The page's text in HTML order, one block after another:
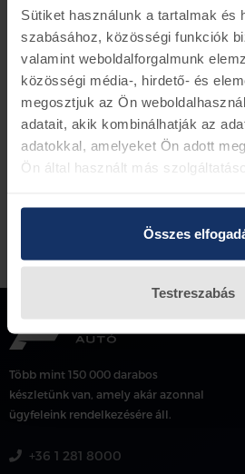
Sütiket használunk a tartalmak és
szabásához, közösségi funkciók
valamint weboldalforgalmunk
közösségi média-, hirdető- és
megosztjuk az Ön
adatait, akik kombinálhatják az
adatokkal, amelyeket Ön adott
Ön által használt más
Összes
Testreszabás
Ford alkatrész szám
Vissza az előző
Több mint 150 000 darabos
készletünk van, amely akár azonnal
ügyfeleink rendelkezésére áll.
+36 1 281 8000